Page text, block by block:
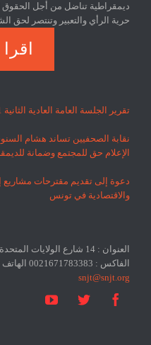
ديمقراطية تناضل من أجل الحقوق
حرية الرأي والتعبير وتنتصر لحق
تقرير الجلسة العامة العادية الثانية 31 جويلية 2026
نقابة الصحفيين تساند هشام
الإعلام حق للمجتمع وضمانة
دعوة إلى تقديم مقترحات مشاريع
والاقتصادية في تونس
الفاكس : 0021671783383 الهاتف :0021671783395 البريد الإلكتروني :
snjt@snjt.org


